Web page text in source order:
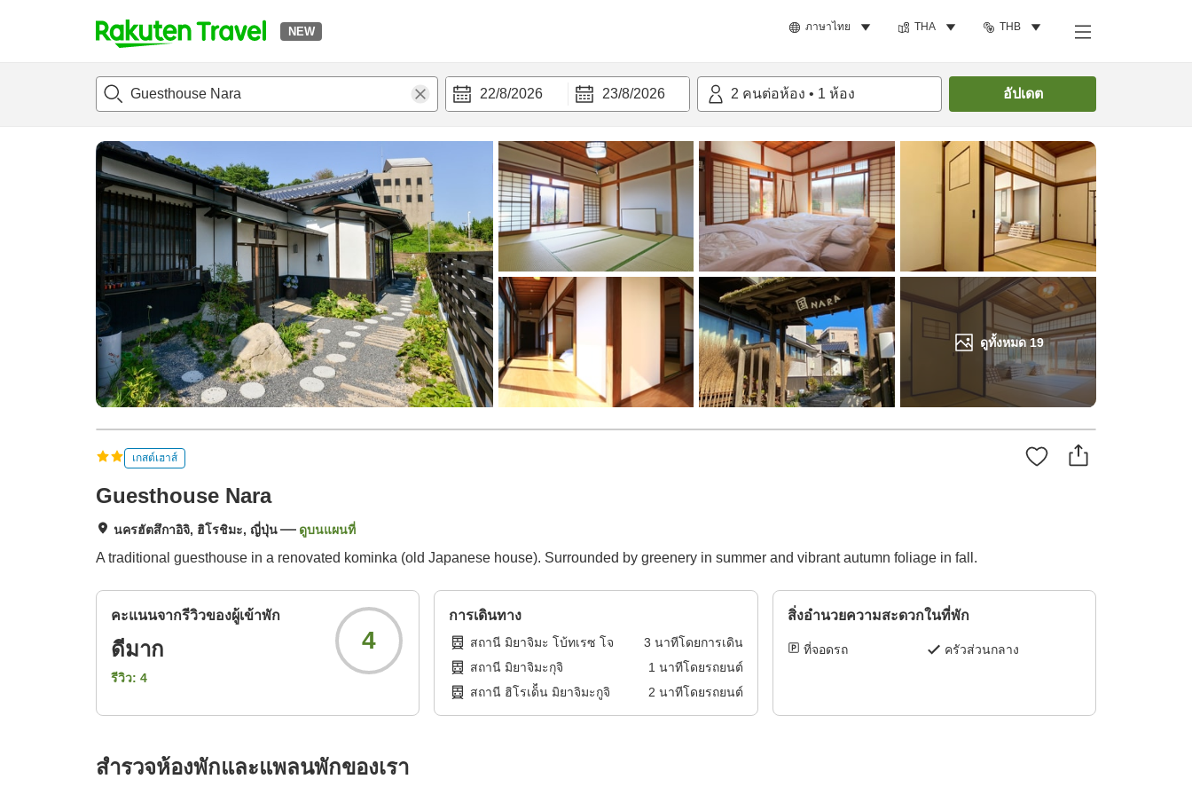
NEW ภาษาไทย THA THB
t
p
a
g
e
h
22/8/2026 23/8/2026 2 คนต่อห้อง • 1 ห้อง อัปเดต
ดูทั้งหมด19
แนะนำที่พักห้องพักและแพลนพัก ค้นหาห้องพัก
เกสต์เฮาส์
Guesthouse Nara
นครฮัตสึกาอิจิ, ฮิโรชิมะ, ญี่ปุ่น ดูบนแผนที่
A traditional guesthouse in a renovated kominka (old Japanese house). Surrounded by greenery in summer and vibrant autumn foliage in fall.
คะแนนจากรีวิวของผู้เข้าพัก
ดีมาก
รีวิว: 4
4
การเดินทาง
สถานี มิยาจิมะ โบ้ทเรซ โจ 3 นาทีโดยการเดิน
สถานี มิยาจิมะกุจิ
1 นาทีโดยรถยนต์
สถานี ฮิโรเด็็น มิยาจิมะกูจิ
2 นาทีโดยรถยนต์
สิ่งอำนวยความสะดวกในที่พัก
ที่จอดรถ ครัวส่วนกลาง
สำรวจห้องพักและแพลนพักของเรา